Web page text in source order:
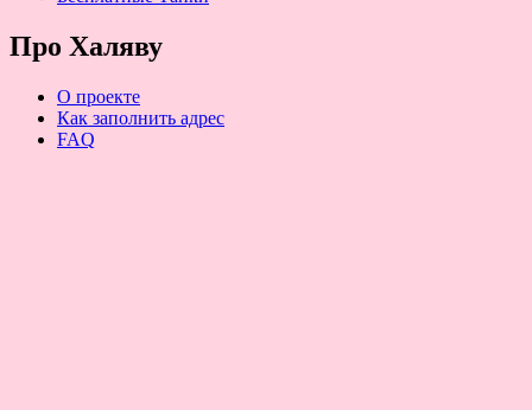
Про Халяву
О проекте
Как заполнить адрес
FAQ